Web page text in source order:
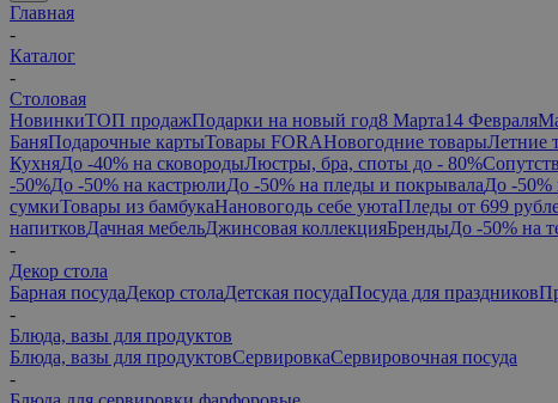
Главная
-
Каталог
-
Столовая
НовинкиТОП продажПодарки на новый год8 Марта14 Февраля
БаняПодарочные картыТовары FORAНовогодние товарыЛетние
КухняДо -40% на сковородыЛюстры, бра, споты до - 80%
-50%До -50% на кастрюлиДо -50% на пледы и покрывалаДо -50%
сумкиТовары из бамбукаНановогодь себе уютаПледы от 699
напитковДачная мебельДжинсовая коллекцияБрендыДо -50% на
-
Декор стола
Барная посудаДекор столаДетская посудаПосуда для праздников
-
Блюда, вазы для продуктов
Блюда, вазы для продуктовСервировкаСервировочная посуда
-